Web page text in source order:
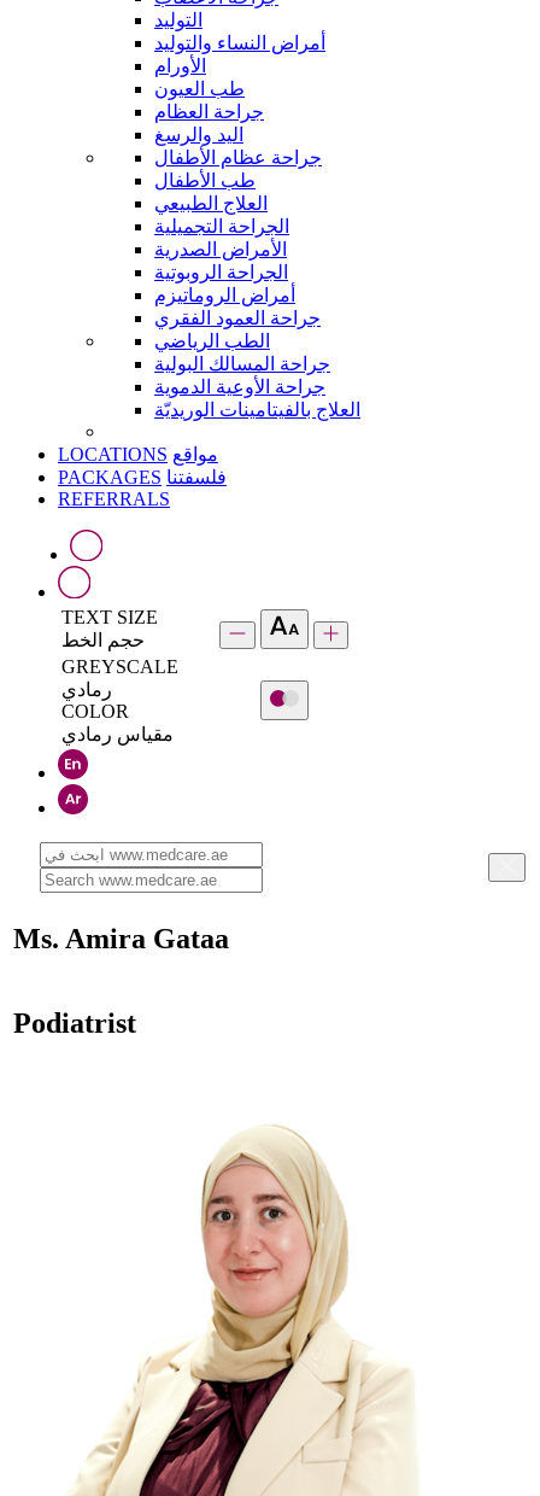
التوليد
أمراض النساء والتوليد
الأورام
طب العيون
جراحة العظام
اليد والرسغ
جراحة عظام الأطفال
طب الأطفال
العلاج الطبيعي
الجراحة التجميلية
الأمراض الصدرية
الجراحة الروبوتية
أمراض الروماتيزم
جراحة العمود الفقري
الطب الرياضي
جراحة المسالك البولية
جراحة الأوعية الدموية
العلاج بالفيتامينات الوريديّة
LOCATIONS مواقع
PACKAGES فلسفتنا
REFERRALS
TEXT SIZE
حجم الخط
GREYSCALE
رمادي
COLOR
مقياس رمادي
Ms. Amira Gataa
Podiatrist